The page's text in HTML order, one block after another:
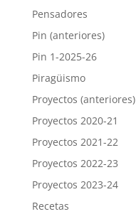
Pensadores
Pin (anteriores)
Pin 1-2025-26
Piragüismo
Proyectos (anteriores)
Proyectos 2020-21
Proyectos 2021-22
Proyectos 2022-23
Proyectos 2023-24
Recetas